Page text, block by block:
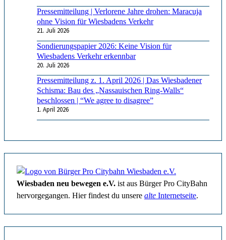
Pressemitteilung | Verlorene Jahre drohen: Maracuja
ohne Vision für Wiesbadens Verkehr
21. Juli 2026
Sondierungspapier 2026: Keine Vision für
Wiesbadens Verkehr erkennbar
20. Juli 2026
Pressemitteilung z. 1. April 2026 | Das Wiesbadener
Schisma: Bau des „Nassauischen Ring-Walls“
beschlossen | “We agree to disagree”
1. April 2026
Wiesbaden neu bewegen e.V. ist aus Bürger Pro CityBahn
hervorgegangen. Hier findest du unsere alte Internetseite.